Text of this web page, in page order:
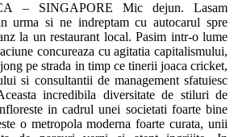
– SINGAPORE Mic dejun. Lasam
urma si ne indreptam cu autocarul spre
la un restaurant local. Pasim intr-o lume
concureaza cu agitatia capitalismului,
pe strada in timp ce tinerii joaca cricket,
si consultantii de management sfatuiesc
incredibila diversitate de stiluri de
in cadrul unei societati foarte bine
o metropola moderna foarte curata, unii